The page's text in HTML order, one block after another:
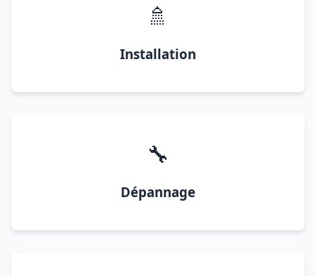
🚿
Installation
🔧
Dépannage